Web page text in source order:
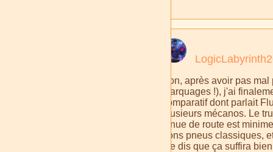
Bon, après avoir pas
marquages !), j'ai
comparatif dont parlait
plusieurs mécanos. Le
tenue de route est
bons pneus classiques,
me dis que ça suffira